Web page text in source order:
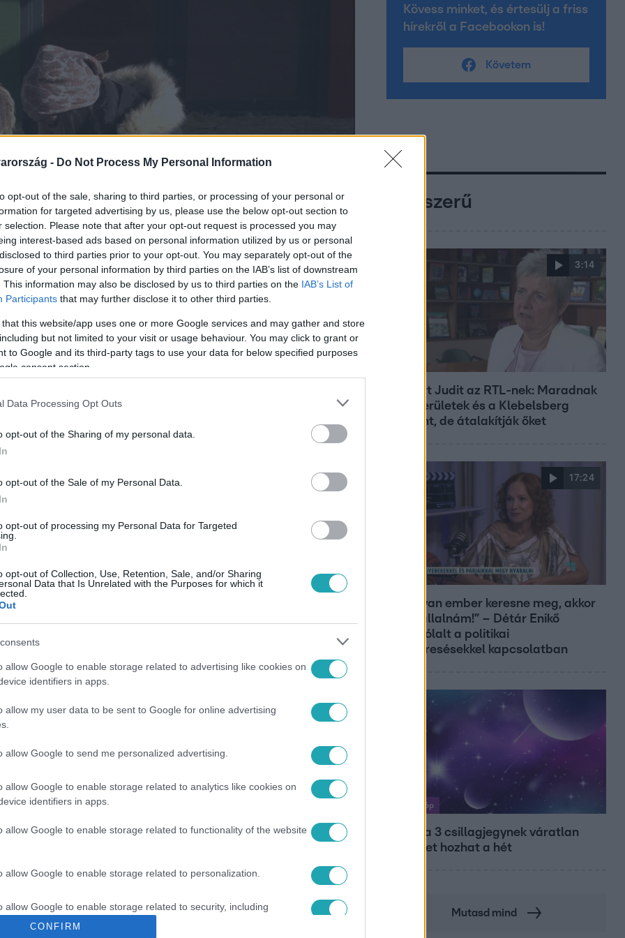
- Do Not Process My Personal Information
opt-out of the sale, sharing to third parties, or processing of your personal or
for targeted advertising by us, please use the below opt-out section to
selection. Please note that after your opt-out request is processed you may
interest-based ads based on personal information utilized by us or personal
to third parties prior to your opt-out. You may separately opt-out of the
of your personal information by third parties on the IAB’s list of downstream
This information may also be disclosed by us to third parties on the IAB’s List of
Participants that may further disclose it to other third parties.
that this website/app uses one or more Google services and may gather and store
but not limited to your visit or usage behaviour. You may click to grant or
to Google and its third-party tags to use your data for below specified purposes
consent section.
Data Processing Opt Outs
opt-out of the Sharing of my personal data.
opt-out of the Sale of my Personal Data.
opt-out of processing my Personal Data for Targeted
opt-out of Collection, Use, Retention, Sale, and/or Sharing
Data that Is Unrelated with the Purposes for which it
allow Google to enable storage related to advertising like cookies on
identifiers in apps.
allow my user data to be sent to Google for online advertising
allow Google to send me personalized advertising.
allow Google to enable storage related to analytics like cookies on
identifiers in apps.
allow Google to enable storage related to functionality of the website
allow Google to enable storage related to personalization.
allow Google to enable storage related to security, including
functionality and fraud prevention, and other user protection.
CONFIRM
osztott feladatot, az állatok gondozását,
VV Ákos nagyon felhúzta
kijelentést tett.
Premiumon
legyen a Google-találatokban!
# 11. ÉVAD #VV MÁRIÓ #VV LISSZA #VV ÁKOS
Kövess minket, és értesülj a friss
hírekről a Facebookon is!
Követem
Népszerű
3:14
Lannert Judit az RTL-nek: Maradnak
a tankerületek és a Klebelsberg
Központ, de átalakítják őket
17:24
„Ha olyan ember keresne meg, akkor
sem vállalnám!” – Détár Enikő
megszólalt a politikai
megkeresésekkel kapcsolatban
Horoszkóp
Ennek a 3 csillagjegynek váratlan
sikereket hozhat a hét
Mutasd mind